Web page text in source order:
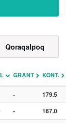
Qoraqalpoq
GRANT KONT.
-
179.5
-
167.0